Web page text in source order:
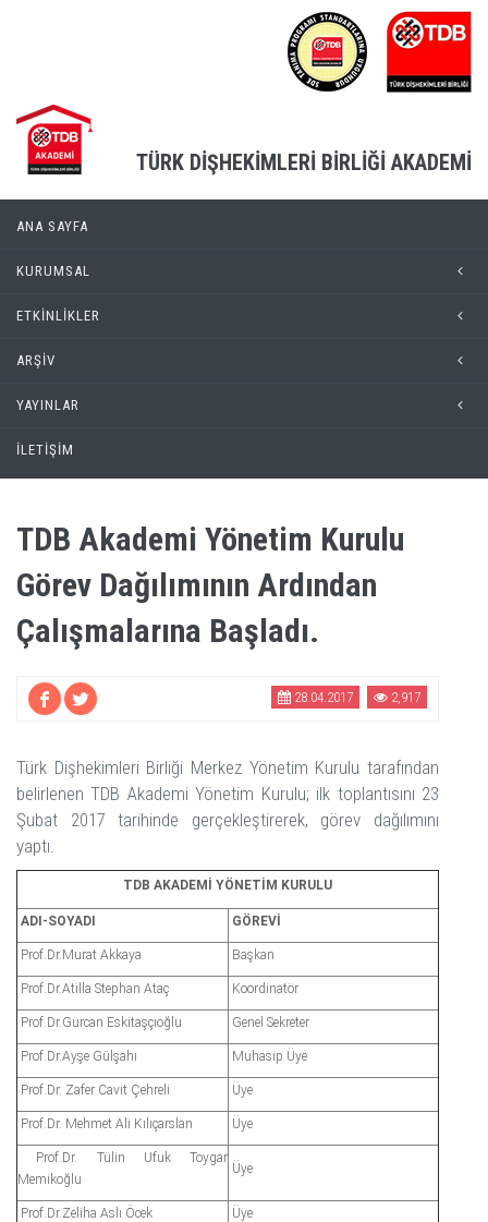
TÜRK DİŞHEKİMLERİ BİRLİĞİ AKADEMİ
ANA SAYFA
KURUMSAL
ETKİNLİKLER
ARŞİV
YAYINLAR
İLETİŞİM
TDB Akademi Yönetim Kurulu
Görev Dağılımının Ardından
Çalışmalarına Başladı.
28.04.2017 2,917
Türk Dişhekimleri Birliği Merkez Yönetim Kurulu tarafından
belirlenen TDB Akademi Yönetim Kurulu; ilk toplantısını 23
Şubat 2017 tarihinde gerçekleştirerek, görev dağılımını
yaptı.
TDB AKADEMİ YÖNETİM KURULU
ADI-SOYADI GÖREVİ
Prof.Dr.Murat Akkaya Başkan
Prof.Dr.Atilla Stephan Ataç Koordinatör
Prof.Dr.Gürcan Eskitaşçıoğlu Genel Sekreter
Prof.Dr.Ayşe Gülşahı Muhasip Üye
Prof.Dr. Zafer Cavit Çehreli Üye
Prof.Dr. Mehmet Ali Kılıçarslan Üye
Prof.Dr. Tülin Ufuk Toygar
Memikoğlu
Üye
Prof.Dr.Zeliha Aslı Öcek Üye